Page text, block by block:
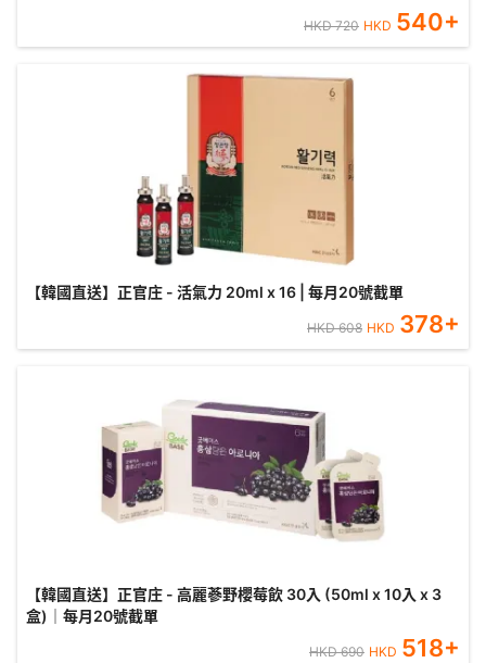
HKD720 HKD 540+
【韓國直送】正官庄 - 活氣力 20ml x 16 | 每月20號截單
HKD608 HKD 378+
【韓國直送】正官庄 - 高麗蔘野櫻莓飲 30入 (50ml x 10入 x 3
盒)｜每月20號截單
HKD690 HKD 518+